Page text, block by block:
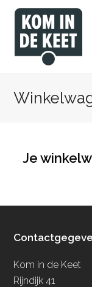
Je
Kom in de Keet
Rijndijk 41